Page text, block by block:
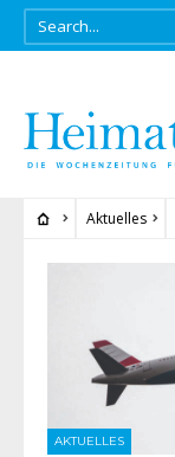
Aktuelles
AKTUELLES